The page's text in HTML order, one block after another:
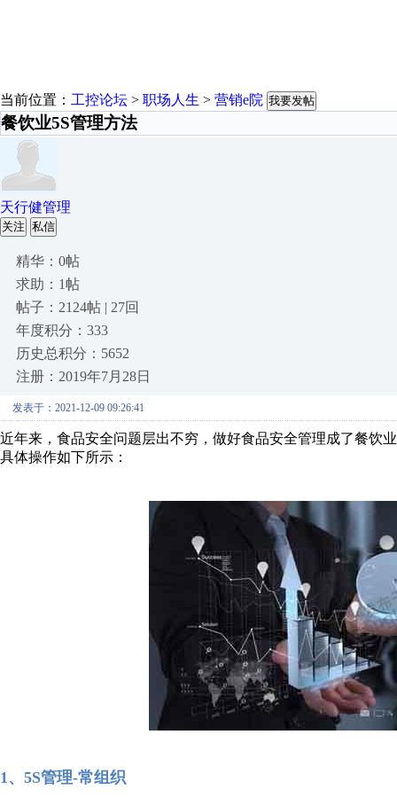
当前位置： 工控论坛 > 职场人生 > 营销e院 我要发帖
餐饮业5S管理方法
天行健管理
关注 私信
精华：0帖
求助：1帖
帖子：2124帖 | 27回
年度积分：333
历史总积分：5652
注册：2019年7月28日
发表于：2021-12-09 09:26:41
近年来，食品安全问题层出不穷，做好食品安全管理成了餐饮
具体操作如下所示：
1、5S管理-常组织